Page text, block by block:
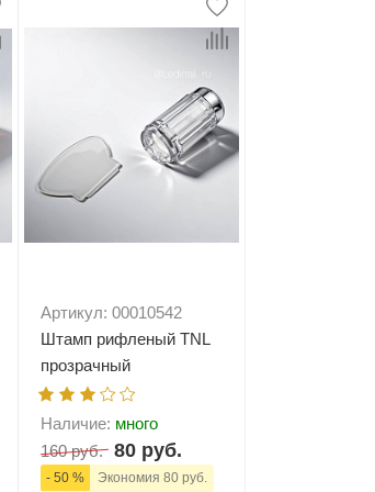
формы
Y.me Nails
Артикул: 00010542
Штамп рифленый TNL
прозрачный
Наличие: много
160 руб. 80 руб.
- 50 % Экономия 80 руб.